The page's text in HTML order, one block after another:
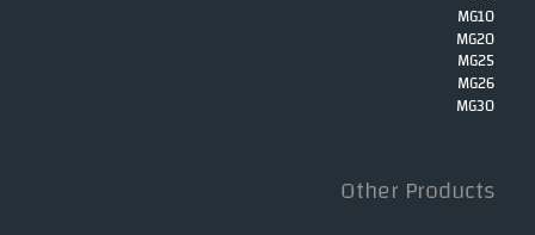
MG10
MG20
MG25
MG26
MG30
Other Products